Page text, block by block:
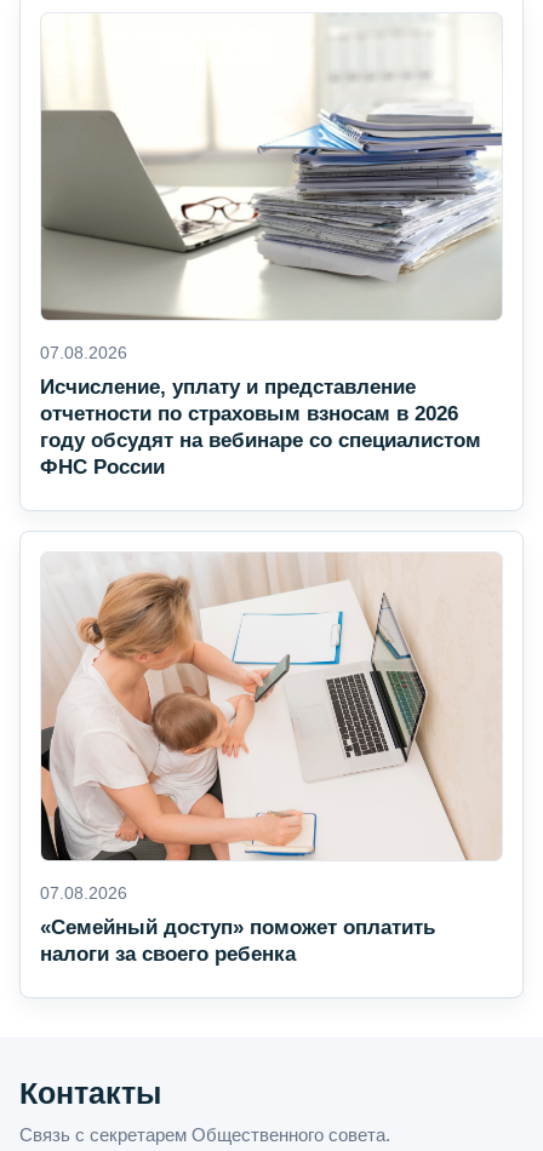
07.08.2026
Исчисление, уплату и представление
отчетности по страховым взносам в 2026
году обсудят на вебинаре со специалистом
ФНС России
07.08.2026
«Семейный доступ» поможет оплатить
налоги за своего ребенка
Контакты
Связь с секретарем Общественного совета.